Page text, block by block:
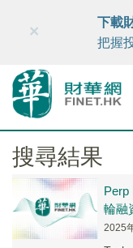
財華智庫網
×
下載
把握
搜尋結果
Perp
輪融
2025